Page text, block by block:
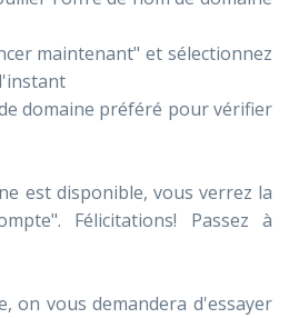
maintenant" et sélectionnez
domaine préféré pour vérifier
est disponible, vous verrez la
Félicitations! Passez à
on vous demandera d'essayer